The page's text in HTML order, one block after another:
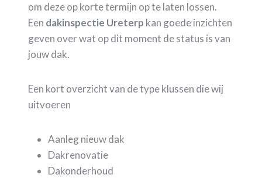
om deze op korte termijn op te laten lossen.
Een dakinspectie Ureterp kan goede inzichten
geven over wat op dit moment de status is van
jouw dak.
Een kort overzicht van de type klussen die wij
uitvoeren
Aanleg nieuw dak
Dakrenovatie
Dakonderhoud